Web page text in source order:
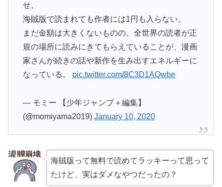
せ。
海賊版で読まれても作者には1円も入らない。
まだ金額は大きくないものの、全世界の読者が正
規の場所に読みにきてもらえていることが、漫画
家さんが続きの話や新作を生み出すエネルギーに
なっている。 pic.twitter.com/8C3D1AQwbe
— モミー 【少年ジャンプ＋編集】
(@momiyama2019) January 10, 2020
海賊版って無料で読めてラッキーって思って
たけど、実はダメなやつだったの？